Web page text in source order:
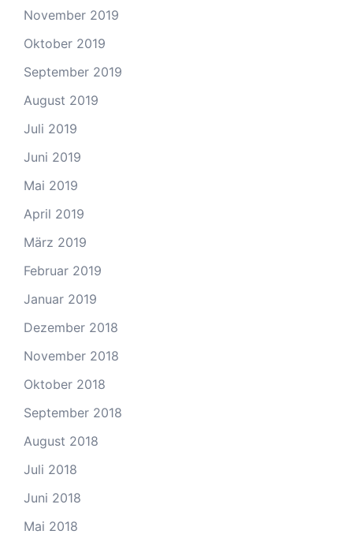
November 2019
Oktober 2019
September 2019
August 2019
Juli 2019
Juni 2019
Mai 2019
April 2019
März 2019
Februar 2019
Januar 2019
Dezember 2018
November 2018
Oktober 2018
September 2018
August 2018
Juli 2018
Juni 2018
Mai 2018